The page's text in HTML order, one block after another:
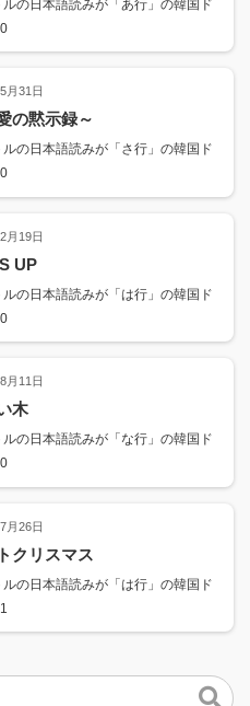
ルの日本語読みが「あ行」の韓国ド
0
月31日
の黙示録～
ルの日本語読みが「さ行」の韓国ド
0
月19日
UP
ルの日本語読みが「は行」の韓国ド
0
月11日
木
ルの日本語読みが「な行」の韓国ド
0
月26日
クリスマス
ルの日本語読みが「は行」の韓国ド
1